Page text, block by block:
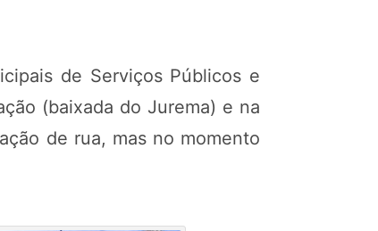
de Serviços Públicos e
(baixada do Jurema) e na
de rua, mas no momento